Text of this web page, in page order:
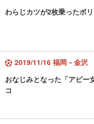
わらじカツが2枚乗ったボ
2019/11/16 福岡－金沢
おなじみとなった「アビー
コ